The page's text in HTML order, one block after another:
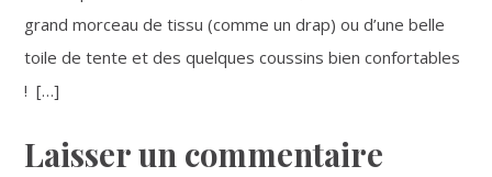
grand morceau de tissu (comme un drap) ou d’une belle
toile de tente et des quelques coussins bien confortables
! […]
Laisser un commentaire